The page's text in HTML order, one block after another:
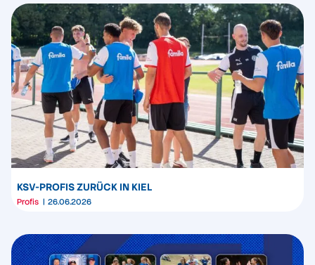
KSV-PROFIS ZURÜCK IN KIEL
Profis 26.06.2026